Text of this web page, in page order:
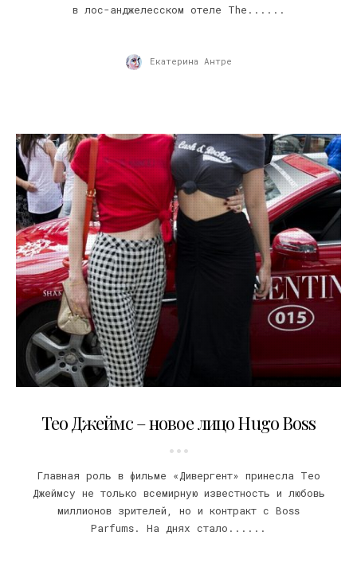
в лос-анджелесском отеле The......
Екатерина Антре
Тео Джеймс – новое лицо Hugo Boss
Главная роль в фильме «Дивергент» принесла Тео
Джеймсу не только всемирную известность и любовь
миллионов зрителей, но и контракт с Boss
Parfums. На днях стало......